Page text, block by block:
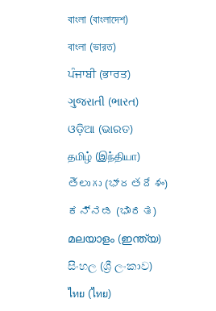
বাংলা (বাংলাদেশ)
বাংলা (ভারত)
ਪੰਜਾਬੀ (ਭਾਰਤ)
ગુજરાતી (ભારત)
ଓଡ଼ିଆ (ଭାରତ)
தமிழ் (இந்தியா)
తెలుగు (భారతదేశం)
ಕನ್ನಡ (ಭಾರತ)
മലയാളം (ഇന്ത്യ)
සිංහල (ශ්‍රී ලංකාව)
ไทย (ไทย)